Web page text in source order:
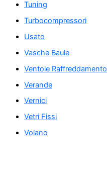
Tuning
Turbocompressori
Usato
Vasche Baule
Ventole Raffreddamento
Verande
Vernici
Vetri Fissi
Volano